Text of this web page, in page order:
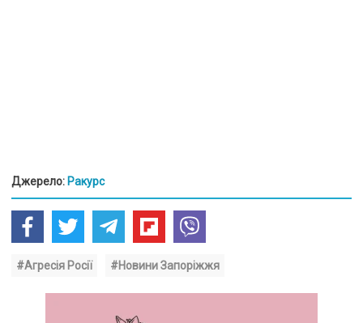
Джерело: Ракурс
#Агресія Росії #Новини Запоріжжя